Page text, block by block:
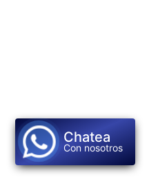
Chatea
Con nosotros